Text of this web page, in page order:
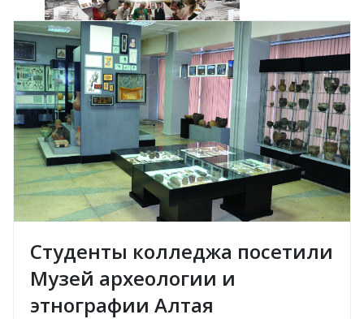
Студенты колледжа посетили
Музей археологии и
этнографии Алтая